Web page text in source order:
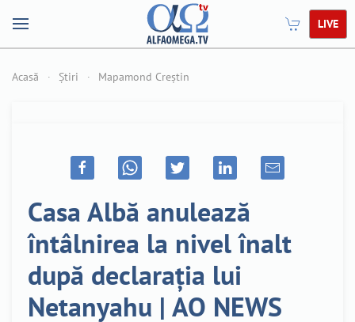
LIVE
Acasă Știri Mapamond Creștin
Casa Albă anulează
întâlnirea la nivel înalt
după declarația lui
Netanyahu | AO NEWS